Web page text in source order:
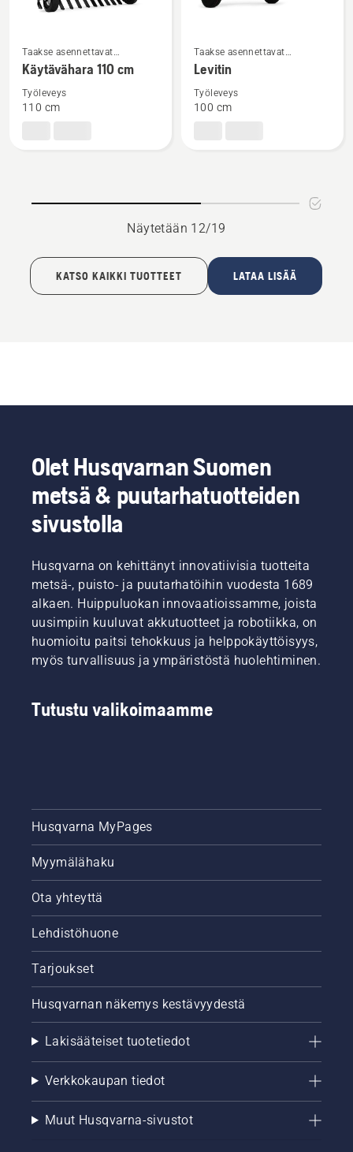
lisätietoja
tuotteesta
Käytävähara
110
Taakse asennettavat
lisälaitteet
Käytävähara 110 cm
Työleveys
110 cm
lisätietoja
tuotteesta
Levitin
Taakse asennettavat
päältäajettavan etuleikkurin
lisälaitteet
Levitin
Työleveys
100 cm
Näytetään 12/19
KATSO KAIKKI TUOTTEET LATAA LISÄÄ
Olet Husqvarnan Suomen
metsä & puutarhatuotteiden
sivustolla
Husqvarna on kehittänyt innovatiivisia tuotteita
metsä-, puisto- ja puutarhatöihin vuodesta 1689
alkaen. Huippuluokan innovaatioissamme, joista
uusimpiin kuuluvat akkutuotteet ja robotiikka, on
huomioitu paitsi tehokkuus ja helppokäyttöisyys,
myös turvallisuus ja ympäristöstä huolehtiminen.
Tutustu valikoimaamme
Husqvarna MyPages
Myymälähaku
Ota yhteyttä
Lehdistöhuone
Tarjoukset
Husqvarnan näkemys kestävyydestä
Lakisääteiset tuotetiedot
Verkkokaupan tiedot
Muut Husqvarna-sivustot